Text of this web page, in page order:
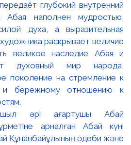
әрі ағартушы Абай
арналған Абай күні
Құнанбайұлының әдеби және